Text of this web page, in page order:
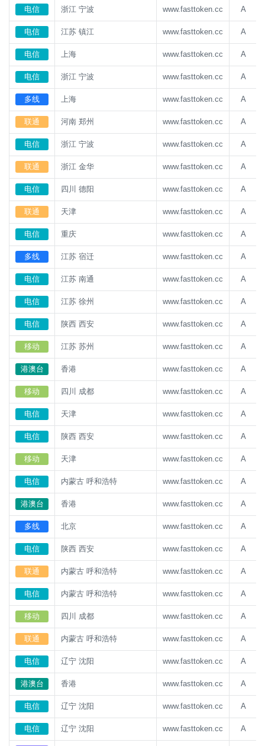
电信 浙江 宁波 www.fasttoken.cc A
电信 江苏 镇江 www.fasttoken.cc A
电信 上海 www.fasttoken.cc A
电信 浙江 宁波 www.fasttoken.cc A
多线 上海 www.fasttoken.cc A
联通 河南 郑州 www.fasttoken.cc A
电信 浙江 宁波 www.fasttoken.cc A
联通 浙江 金华 www.fasttoken.cc A
电信 四川 德阳 www.fasttoken.cc A
联通 天津 www.fasttoken.cc A
电信 重庆 www.fasttoken.cc A
多线 江苏 宿迁 www.fasttoken.cc A
电信 江苏 南通 www.fasttoken.cc A
电信 江苏 徐州 www.fasttoken.cc A
电信 陕西 西安 www.fasttoken.cc A
移动 江苏 苏州 www.fasttoken.cc A
港澳台 香港 www.fasttoken.cc A
移动 四川 成都 www.fasttoken.cc A
电信 天津 www.fasttoken.cc A
电信 陕西 西安 www.fasttoken.cc A
移动 天津 www.fasttoken.cc A
电信 内蒙古 呼和浩特 www.fasttoken.cc A
港澳台 香港 www.fasttoken.cc A
多线 北京 www.fasttoken.cc A
电信 陕西 西安 www.fasttoken.cc A
联通 内蒙古 呼和浩特 www.fasttoken.cc A
电信 内蒙古 呼和浩特 www.fasttoken.cc A
移动 四川 成都 www.fasttoken.cc A
联通 内蒙古 呼和浩特 www.fasttoken.cc A
电信 辽宁 沈阳 www.fasttoken.cc A
港澳台 香港 www.fasttoken.cc A
电信 辽宁 沈阳 www.fasttoken.cc A
电信 辽宁 沈阳 www.fasttoken.cc A